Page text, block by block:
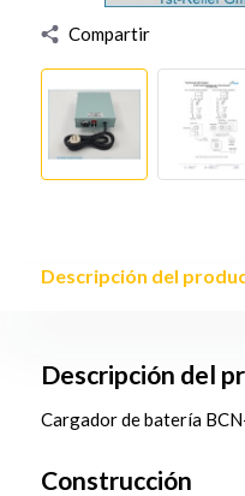
Compartir
Descripción del
Descripción del
Cargador de batería
Construcción